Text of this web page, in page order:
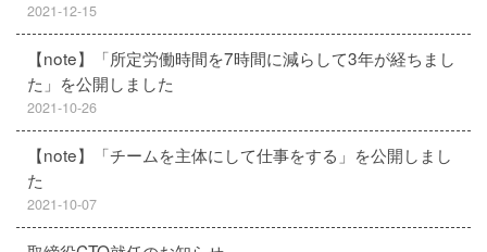
2021-12-15
【note】「所定労働時間を7時間に減らして3年が経ちまし
た」を公開しました
2021-10-26
【note】「チームを主体にして仕事をする」を公開しまし
た
2021-10-07